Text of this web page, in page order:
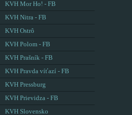
KVH Mor Ho! - FB
KVH Nitra - FB
KVH Ostrô
KVH Polom - FB
KVH Prašník - FB
KVH Pravda víťazí - FB
KVH Pressburg
KVH Prievidza - FB
KVH Slovensko